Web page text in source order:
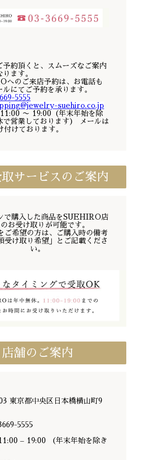
予約頂くと、スムーズなご案内
ます。
へのご来店予約は、お電話も
ルにてご予約を承ります。
5555
suehiro.co.jp
〜 19:00（年末年始を除
で営業しております） メールは
付けております。
サービスのご案内
で購入した商品をSUEHIRO店
お受け取りが可能です。
ご希望の方は、ご購入時の備考
受け取り希望」とご記載くださ
い。
店舗のご案内
東京都中央区日本橋横山町9
5555
– 19:00 （年末年始を除き